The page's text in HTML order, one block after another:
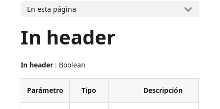
En esta página
In header
In header : Boolean
Parámetro Tipo Descripción